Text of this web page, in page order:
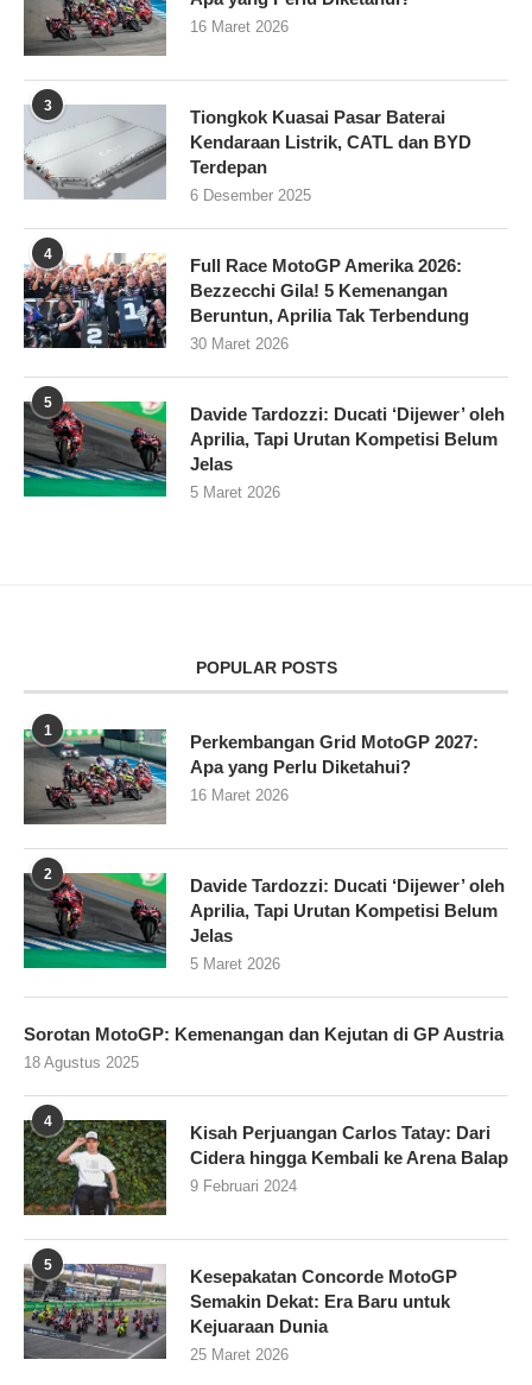
16 Maret 2026
3
Tiongkok Kuasai Pasar Baterai
Kendaraan Listrik, CATL dan BYD
Terdepan
6 Desember 2025
4
Full Race MotoGP Amerika 2026:
Bezzecchi Gila! 5 Kemenangan
Beruntun, Aprilia Tak Terbendung
30 Maret 2026
5
Davide Tardozzi: Ducati ‘Dijewer’ oleh
Aprilia, Tapi Urutan Kompetisi Belum
Jelas
5 Maret 2026
POPULAR POSTS
1
Perkembangan Grid MotoGP 2027:
Apa yang Perlu Diketahui?
16 Maret 2026
2
Davide Tardozzi: Ducati ‘Dijewer’ oleh
Aprilia, Tapi Urutan Kompetisi Belum
Jelas
5 Maret 2026
Sorotan MotoGP: Kemenangan dan Kejutan di GP Austria
18 Agustus 2025
4
Kisah Perjuangan Carlos Tatay: Dari
Cidera hingga Kembali ke Arena Balap
9 Februari 2024
5
Kesepakatan Concorde MotoGP
Semakin Dekat: Era Baru untuk
Kejuaraan Dunia
25 Maret 2026